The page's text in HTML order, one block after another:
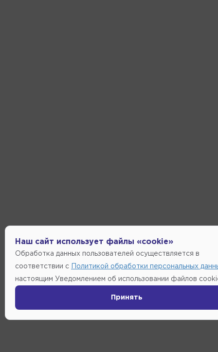
Наш сайт использует файлы «cookie»
Обработка данных пользователей осуществляется в
соответствии с Политикой обработки персональных
настоящим Уведомлением об использовании файлов
Принять